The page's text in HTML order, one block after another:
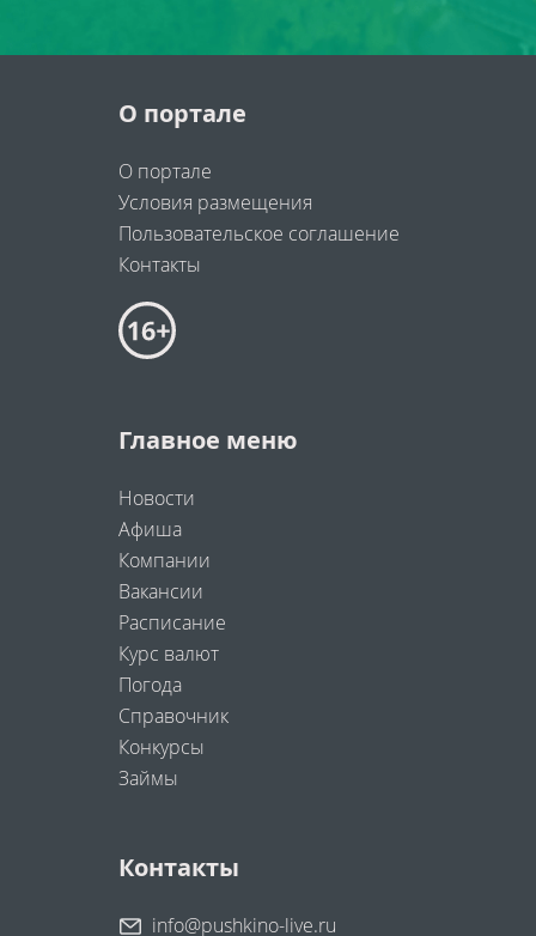
О портале
О портале
Условия размещения
Пользовательское соглашение
Контакты
Главное меню
Новости
Афиша
Компании
Вакансии
Расписание
Курс валют
Погода
Справочник
Конкурсы
Займы
Контакты
info@pushkino-live.ru